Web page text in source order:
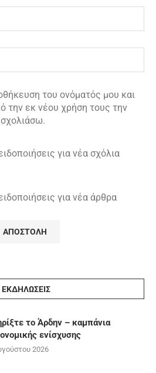
του ονόματός μου και
την εκ νέου χρήση τους την
για νέα σχόλια
για νέα άρθρα
ΕΚΔΗΛΩΣΕΙΣ
το Άρδην – καμπάνια
ενίσχυσης
2026